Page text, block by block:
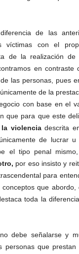
de las
víctimas con el
de la realización
en contraste
las personas, pues
de la
con base en el
que para que este
violenciadescrita
de lucrar u
el tipo penal
por eso insisto y
para
que
toda la
debe señalarse y
personas que